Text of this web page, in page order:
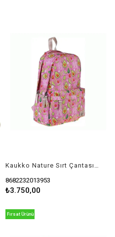
8682232013953
₺3.750,00
Fırsat Ürünü